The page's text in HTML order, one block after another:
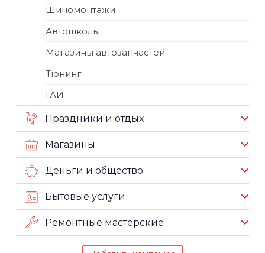
Шиномонтажи
Автошколы
Магазины автозапчастей
Тюнинг
ГАИ
Праздники и отдых
Магазины
Деньги и общество
Бытовые услуги
Ремонтные мастерские